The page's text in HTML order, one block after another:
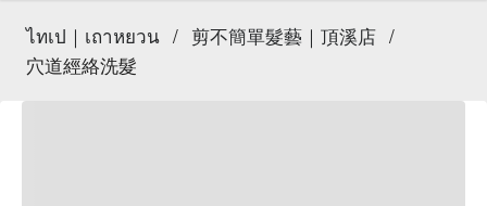
ไทเป｜เถาหยวน / 剪不簡單髮藝｜頂溪店 /
穴道經絡洗髮